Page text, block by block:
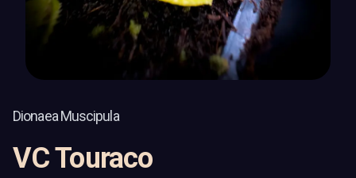
Dionaea Muscipula
VC Touraco